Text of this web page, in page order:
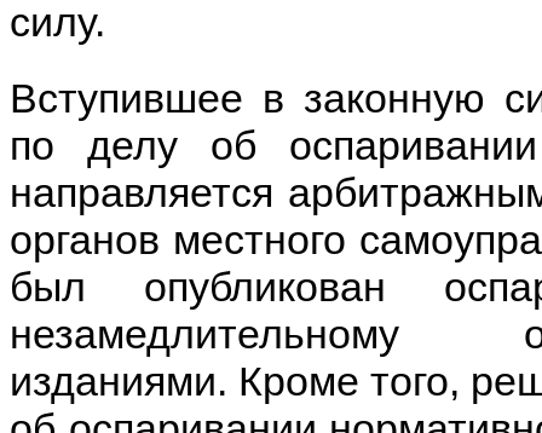
силу.
Вступившее в законную
по делу об оспаривании
направляется
органов местного
был опубликован
незамедлительному
изданиями. Кроме того,